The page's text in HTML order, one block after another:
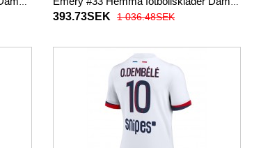
2025-26 Kortärmad
393.73SEK 1 036.48SEK